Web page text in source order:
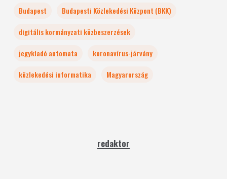
Budapest
Budapesti Közlekedési Központ (BKK)
digitális kormányzati közbeszerzések
jegykiadó automata
koronavírus-járvány
közlekedési informatika
Magyarország
redaktor